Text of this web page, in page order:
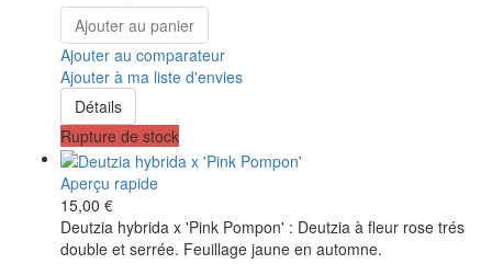
Ajouter au panier
Ajouter au comparateur
Ajouter à ma liste d'envies
Détails
Rupture de stock
Aperçu rapide
15,00 €
Deutzia hybrida x 'Pink Pompon' : Deutzia à fleur rose trés
double et serrée. Feuillage jaune en automne.